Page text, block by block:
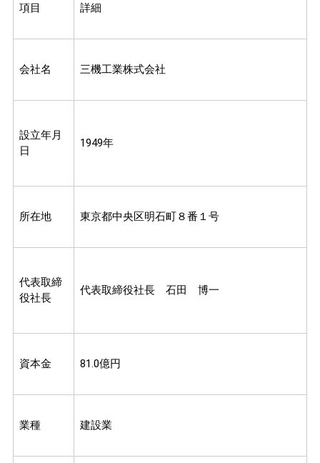
項目 詳細
会社名 三機工業株式会社
設立年月
日
1949年
所在地 東京都中央区明石町８番１号
代表取締
役社長
代表取締役社長 石田 博一
資本金 81.0億円
業種 建設業